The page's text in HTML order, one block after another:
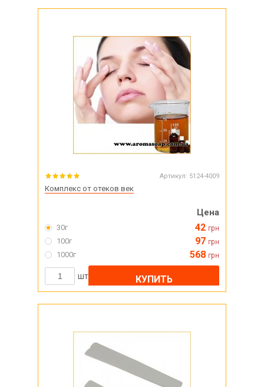
Артикул: 5124-4009
Комплекс от отеков век
Цена
30г 42 грн
100г 97 грн
1000г 568 грн
шт КУПИТЬ